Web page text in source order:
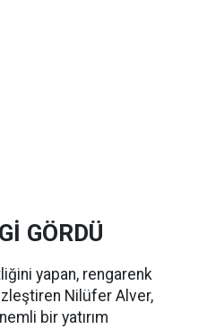
GÖRDÜ
yapan, rengarenk
Nilüfer Alver,
bir yatırım